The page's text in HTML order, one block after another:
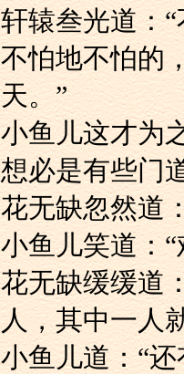
轩辕叁光
不怕地不怕的
天。”
小鱼儿这
想必是有些门
花无缺忽然
小鱼儿笑
花无缺缓
人，其中一人
小鱼儿道：